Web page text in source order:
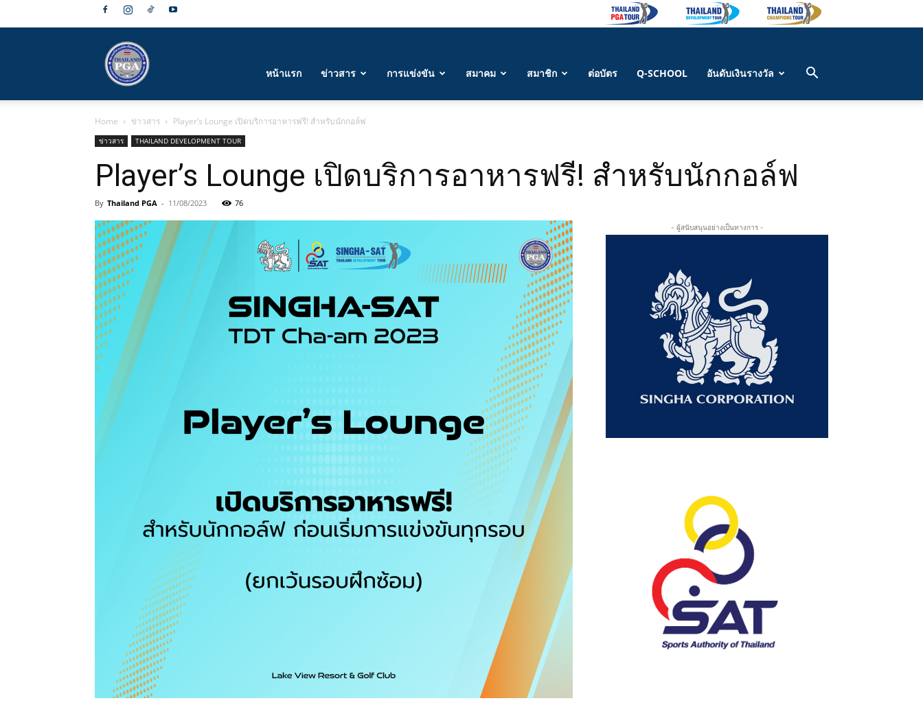
กีฬา
กอล์ฟ
อาชีพ
ประเทศไทย
หน้าแรก ข่าวสาร การแข่งขัน สมาคม สมาชิก ต่อบัตร Q-SCHOOL อันดับเงินรางวัล
Home ข่าวสาร Player’s Lounge เปิดบริการอาหารฟรี! สำหรับนักกอล์ฟ
ข่าวสาร THAILAND DEVELOPMENT TOUR
Player’s Lounge เปิดบริการอาหารฟรี! สำหรับนักกอล์ฟ
By Thailand PGA - 11/08/2023 76
- ผู้สนับสนุนอย่างเป็นทางการ -